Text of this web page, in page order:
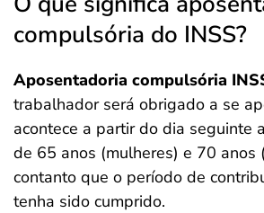
compulsória do INSS?
Aposentadoria compulsória
trabalhador será obrigado a se
acontece a partir do dia seguinte
de 65 anos (mulheres) e 70 anos
contanto que o período de
tenha sido cumprido.